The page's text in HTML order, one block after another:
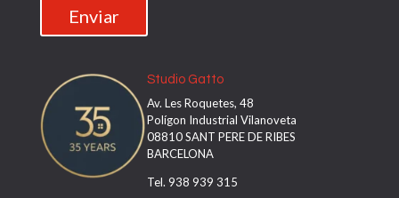
Studio Gatto
Av. Les Roquetes, 48
Polígon Industrial Vilanoveta
08810 SANT PERE DE RIBES
BARCELONA
Tel. 938 939 315